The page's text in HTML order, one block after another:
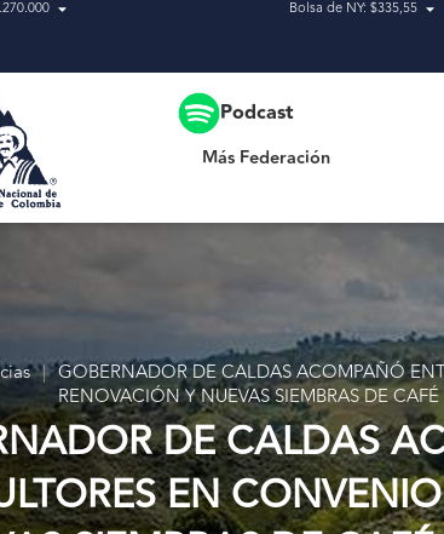
Bolsa de NY: $335,55
Podcast
Más Federación
| GOBERNADOR DE CALDAS ACOMPAÑÓ
RENOVACIÓN Y NUEVAS SIEMBRAS DE CAFÉ
DE CALDAS
EN